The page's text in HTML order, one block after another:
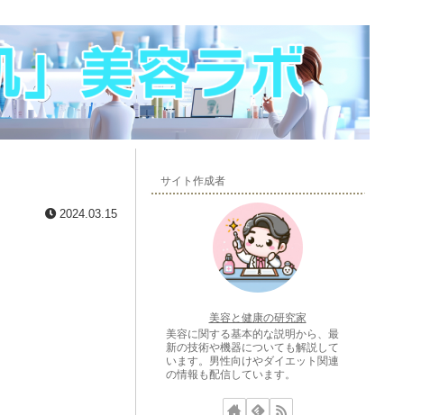
2024.03.15
サイト作成者
美容と健康の研究家
美容に関する基本的な説明から、最
新の技術や機器についても解説して
います。男性向けやダイエット関連
の情報も配信しています。